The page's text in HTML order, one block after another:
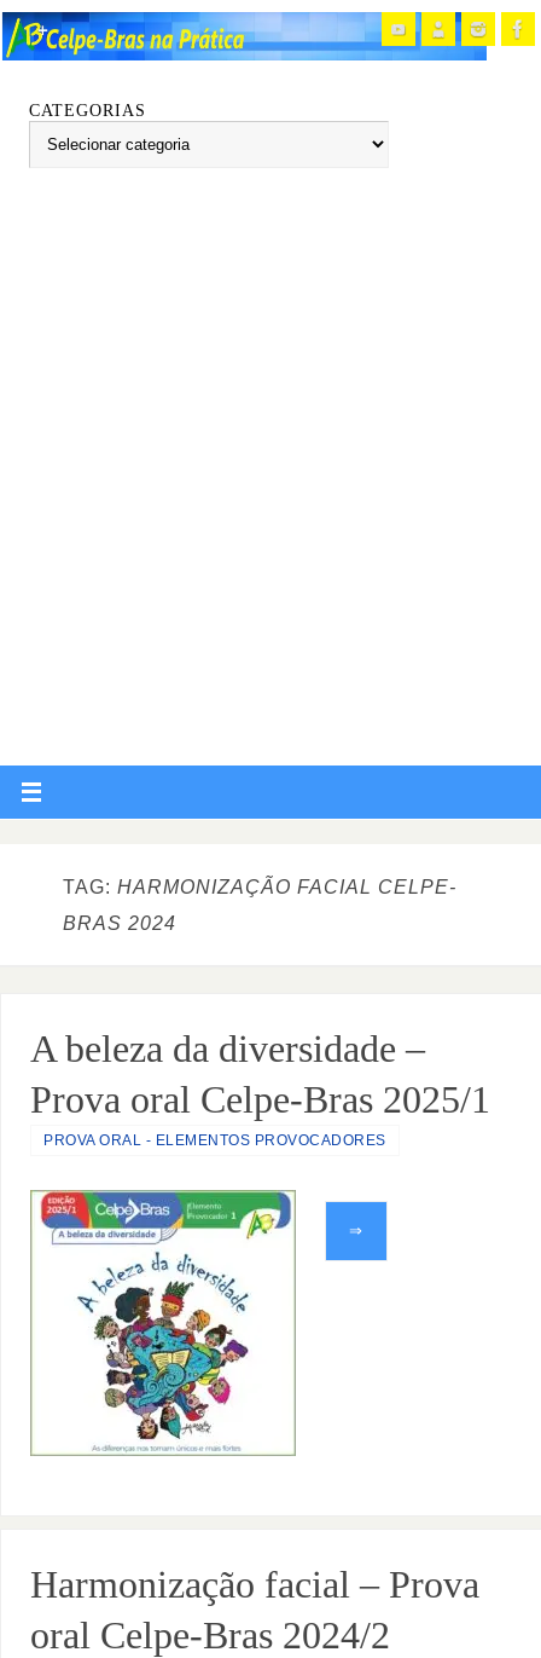
CATEGORIAS
TAG: HARMONIZAÇÃO FACIAL CELPE-
BRAS 2024
A beleza da diversidade –
Prova oral Celpe-Bras 2025/1
PROVA ORAL - ELEMENTOS PROVOCADORES
⇒
Harmonização facial – Prova
oral Celpe-Bras 2024/2